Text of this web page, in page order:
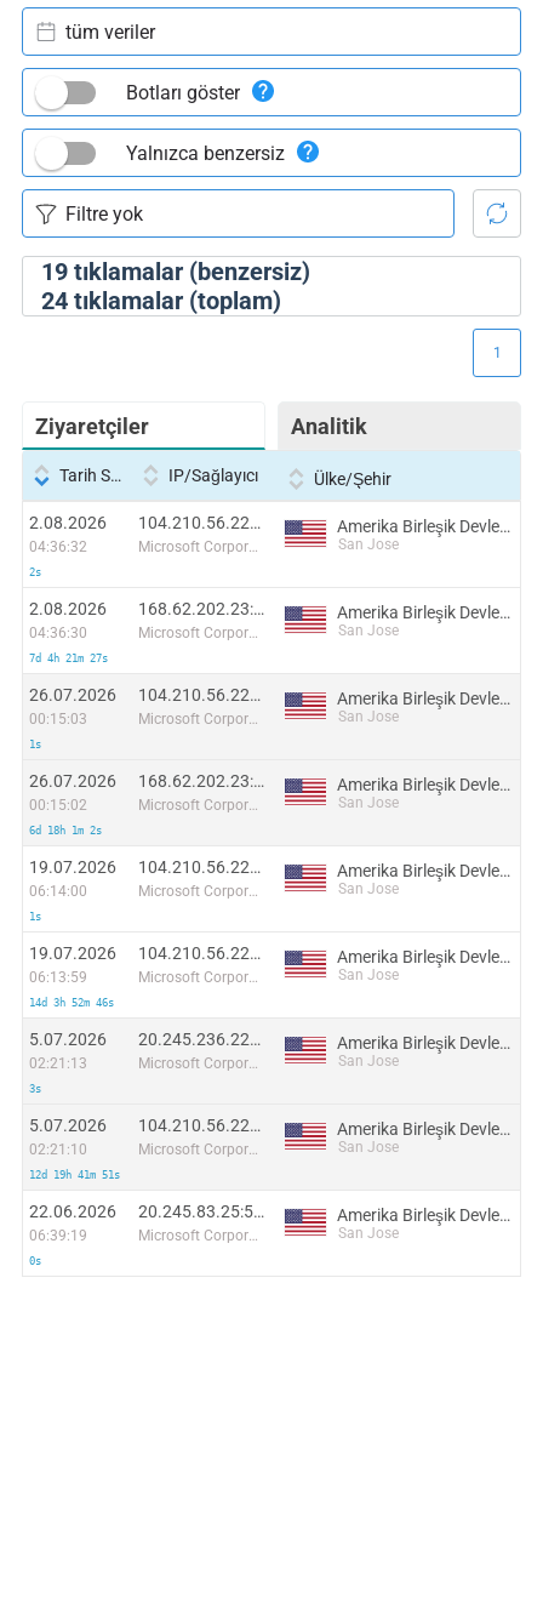
19tıklamalar (benzersiz)
24tıklamalar (toplam)
tüm veriler
Botları göster
Yalnızca benzersiz
Ziyaretçiler Analitik
1
Tarih Saati IP/Sağlayıcı Ülke/Şehir
2.08.2026
04:36:32
2s
104.210.56.224:2503
Microsoft Corporation
Amerika Birleşik Devletleri
San Jose
2.08.2026
04:36:30
7d 4h 21m 27s
168.62.202.23:54962
Microsoft Corporation
Amerika Birleşik Devletleri
San Jose
26.07.2026
00:15:03
1s
104.210.56.224:26177
Microsoft Corporation
Amerika Birleşik Devletleri
San Jose
26.07.2026
00:15:02
6d 18h 1m 2s
168.62.202.23:41136
Microsoft Corporation
Amerika Birleşik Devletleri
San Jose
19.07.2026
06:14:00
1s
104.210.56.224:49925
Microsoft Corporation
Amerika Birleşik Devletleri
San Jose
19.07.2026
06:13:59
14d 3h 52m 46s
104.210.56.225:32776
Microsoft Corporation
Amerika Birleşik Devletleri
San Jose
5.07.2026
02:21:13
3s
20.245.236.228:53516
Microsoft Corporation
Amerika Birleşik Devletleri
San Jose
5.07.2026
02:21:10
12d 19h 41m 51s
104.210.56.224:62155
Microsoft Corporation
Amerika Birleşik Devletleri
San Jose
22.06.2026
06:39:19
0s
20.245.83.25:58000
Microsoft Corporation
Amerika Birleşik Devletleri
San Jose